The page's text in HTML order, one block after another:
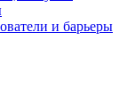
и барьеры